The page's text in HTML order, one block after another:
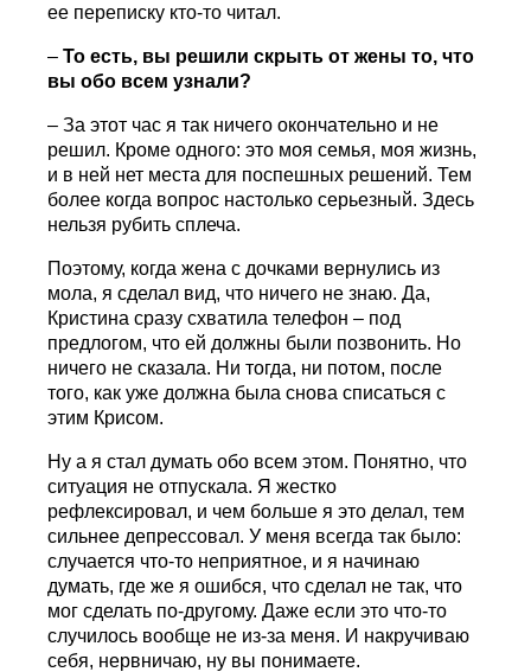
ее переписку кто-то читал.
–То есть, вы решили скрыть от жены то, что
вы обо всем узнали?
– За этот час я так ничего окончательно и не
решил. Кроме одного: это моя семья, моя жизнь,
и в ней нет места для поспешных решений. Тем
более когда вопрос настолько серьезный. Здесь
нельзя рубить сплеча.
Поэтому, когда жена с дочками вернулись из
мола, я сделал вид, что ничего не знаю. Да,
Кристина сразу схватила телефон – под
предлогом, что ей должны были позвонить. Но
ничего не сказала. Ни тогда, ни потом, после
того, как уже должна была снова списаться с
этим Крисом.
Ну а я стал думать обо всем этом. Понятно, что
ситуация не отпускала. Я жестко
рефлексировал, и чем больше я это делал, тем
сильнее депрессовал. У меня всегда так было:
случается что-то неприятное, и я начинаю
думать, где же я ошибся, что сделал не так, что
мог сделать по-другому. Даже если это что-то
случилось вообще не из-за меня. И накручиваю
себя, нервничаю, ну вы понимаете.